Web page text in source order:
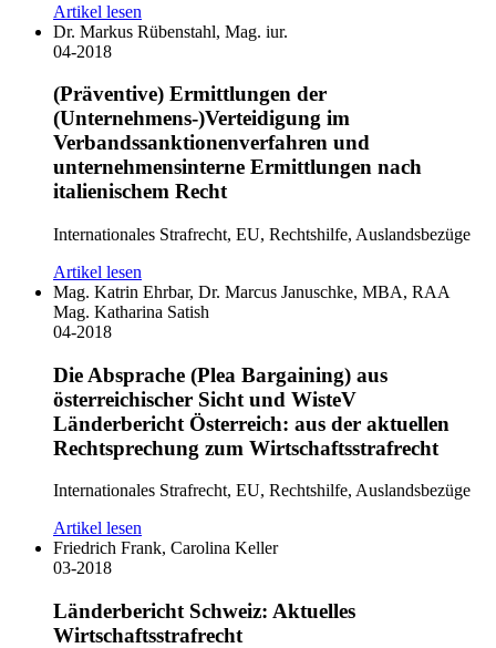
Artikel lesen
Dr. Markus Rübenstahl, Mag. iur.
04-2018
(Präventive) Ermittlungen der
(Unternehmens-)Verteidigung im
Verbandssanktionenverfahren und
unternehmensinterne Ermittlungen nach
italienischem Recht
Internationales Strafrecht, EU, Rechtshilfe, Auslandsbezüge
Artikel lesen
Mag. Katrin Ehrbar, Dr. Marcus Januschke, MBA, RAA
Mag. Katharina Satish
04-2018
Die Absprache (Plea Bargaining) aus
österreichischer Sicht und WisteV
Länderbericht Österreich: aus der aktuellen
Rechtsprechung zum Wirtschaftsstrafrecht
Internationales Strafrecht, EU, Rechtshilfe, Auslandsbezüge
Artikel lesen
Friedrich Frank, Carolina Keller
03-2018
Länderbericht Schweiz: Aktuelles
Wirtschaftsstrafrecht